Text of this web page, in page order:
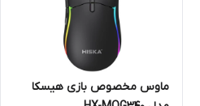
ماوس مخصوص بازی هیسکا